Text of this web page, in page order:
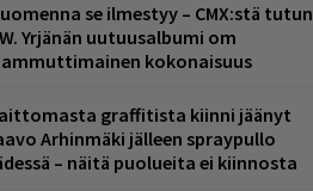
se ilmestyy – CMX:stä tutun
Yrjänän uutuusalbumi om
kokonaisuus
graffitista kiinni jäänyt
Arhinmäki jälleen spraypullo
– näitä puolueita ei kiinnosta